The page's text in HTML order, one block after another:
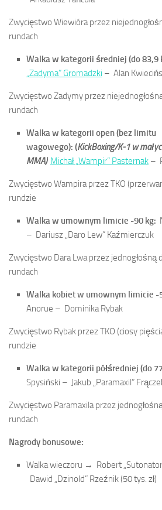
Zwycięstwo Wiewióra przez
rundach
Walka w kategorii średniej (do 83,9
„Zadyma” Gromadzki – Alan
Zwycięstwo Zadymy przez
rundach
Walka w kategorii open (bez limitu
wagowego): (KickBoxing/K-1 w
MMA) Michał „Wampir” Pasternak –
Zwycięstwo Wampira przez TKO
rundzie
Walka w umownym limicie -90 kg:
– Dariusz „Daro Lew” Kaźmierczuk
Zwycięstwo Dara Lwa przez jednogłośną
rundach
Walka kobiet w umownym limicie -
Anorue – Dominika Rybak
Zwycięstwo Rybak przez TKO (ciosy
rundzie
Walka w kategorii półśredniej (do
Spysiński – Jakub „Paramaxil”
Zwycięstwo Paramaxila przez
rundach
Nagrody bonusowe:
Walka wieczoru → Robert
Dawid „Dzinold” Rzeźnik (50 tys. zł)